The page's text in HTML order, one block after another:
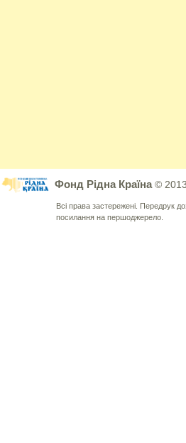
Фонд Рідна Країна©
Всі права застережені. Передрук
посилання на першоджерело.